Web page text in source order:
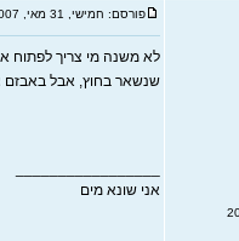
פורסם: חמישי, 31 מאי, 2007 13:20
לא משנה מי צריך לפתוח
שנשאר בחוץ, אבל באבזם
אני שונא מים